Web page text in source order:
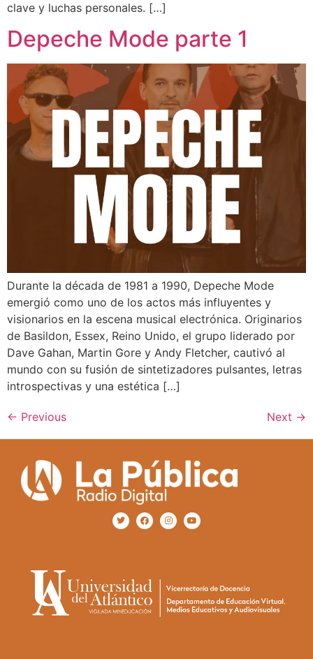
clave y luchas personales. […]
Depeche Mode parte 1
Durante la década de 1981 a 1990, Depeche Mode
emergió como uno de los actos más influyentes y
visionarios en la escena musical electrónica. Originarios
de Basildon, Essex, Reino Unido, el grupo liderado por
Dave Gahan, Martin Gore y Andy Fletcher, cautivó al
mundo con su fusión de sintetizadores pulsantes, letras
introspectivas y una estética […]
← Previous Next →